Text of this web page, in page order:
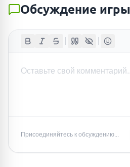
Обсуждение игры
Присоединяйтесь к обсуждению...